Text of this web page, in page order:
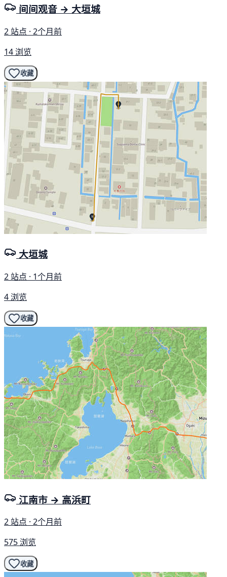
间间观音 → 大垣城
2 站点 · 2个月前
14 浏览
收藏
大垣城
2 站点 · 1个月前
4 浏览
收藏
江南市 → 高浜町
2 站点 · 2个月前
575 浏览
收藏